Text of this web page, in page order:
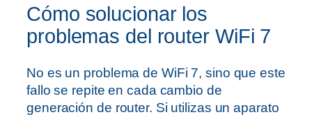
Cómo solucionar los
problemas del router WiFi 7
No es un problema de WiFi 7, sino que este
fallo se repite en cada cambio de
generación de router. Si utilizas un aparato